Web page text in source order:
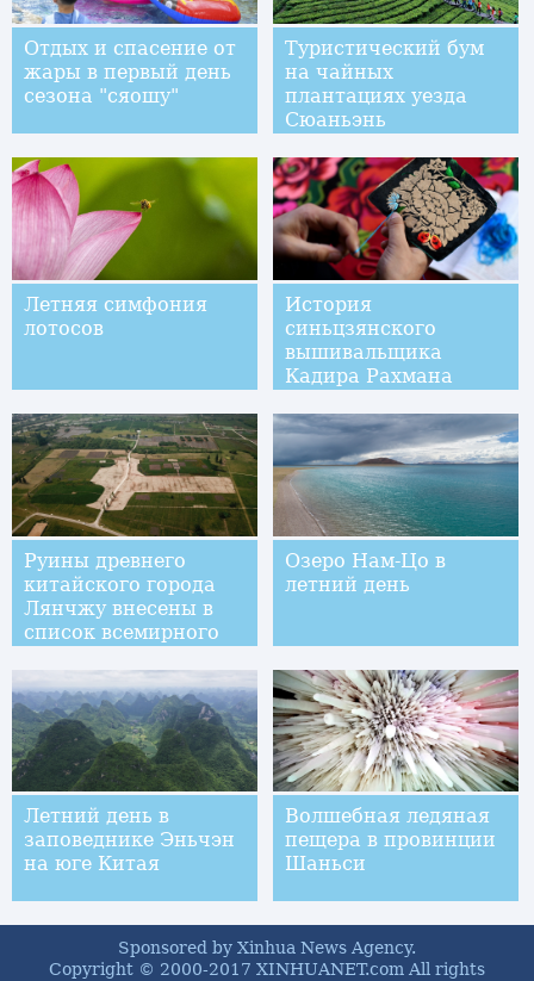
Отдых и спасение от
жары в первый день
сезона "сяошу"
Туристический бум
на чайных
плантациях уезда
Сюаньэнь
Летняя симфония
лотосов
История
синьцзянского
вышивальщика
Кадира Рахмана
Руины древнего
китайского города
Лянчжу внесены в
список всемирного
Озеро Нам-Цо в
летний день
Летний день в
заповеднике Эньчэн
на юге Китая
Волшебная ледяная
пещера в провинции
Шаньси
Sponsored by Xinhua News Agency.
Copyright © 2000-2017 XINHUANET.com All rights